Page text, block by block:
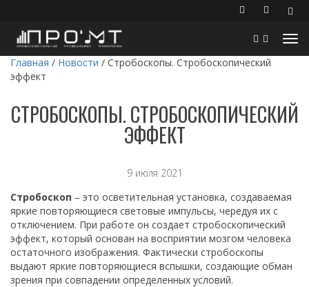
Главная / Новости / Стробоскопы. Стробоскопический
эффект
СТРОБОСКОПЫ. СТРОБОСКОПИЧЕСКИЙ
ЭФФЕКТ
9 июля 2021
Стробоскоп – это осветительная установка, создаваемая
яркие повторяющиеся световые импульсы, чередуя их с
отключением. При работе он создает стробоскопический
эффект, который основан на восприятии мозгом человека
остаточного изображения. Фактически стробоскопы
выдают яркие повторяющиеся вспышки, создающие обман
зрения при совпадении определенных условий.